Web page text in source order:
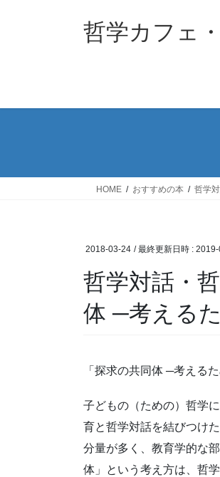
ス
ン
哲学カフェ
HOME おすすめの本 哲学
2018-03-24 / 最終更新日時 :
哲学対話・
体 ─考える
「探求の共同体 ─考える
子どもの（ための）哲学
育と哲学対話を結びつけた
分量が多く、教育学的な
体」という考え方は、哲